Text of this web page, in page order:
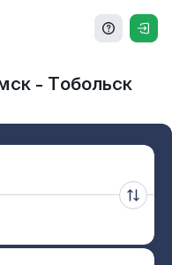
- Тобольск